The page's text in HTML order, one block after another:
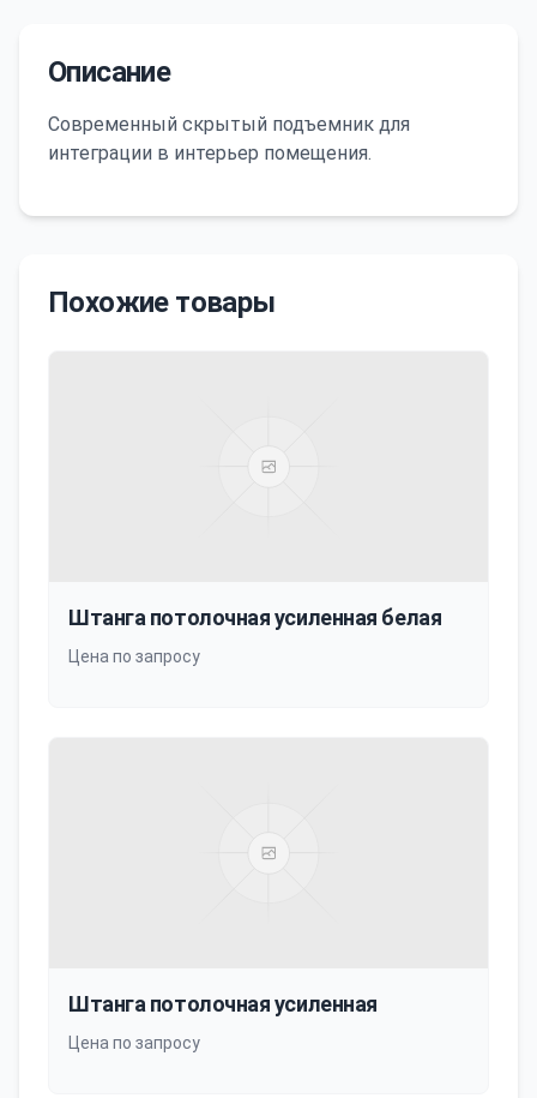
Описание
Современный скрытый подъемник для
интеграции в интерьер помещения.
Похожие товары
Штанга потолочная усиленная белая
Цена по запросу
Штанга потолочная усиленная
Цена по запросу